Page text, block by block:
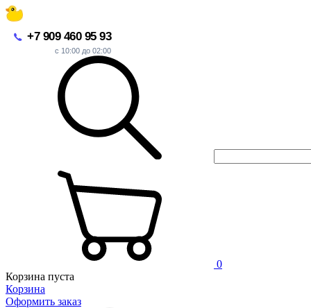
+7 909 460 95 93
с 10:00 до 02:00
0
Корзина пуста
Корзина
Оформить заказ